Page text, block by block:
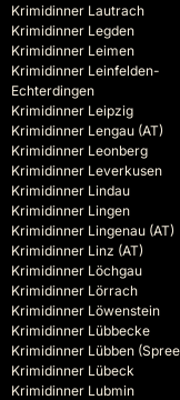
Krimidinner Lautrach
Krimidinner Legden
Krimidinner Leimen
Krimidinner Leinfelden-
Echterdingen
Krimidinner Leipzig
Krimidinner Lengau (AT)
Krimidinner Leonberg
Krimidinner Leverkusen
Krimidinner Lindau
Krimidinner Lingen
Krimidinner Lingenau (AT)
Krimidinner Linz (AT)
Krimidinner Löchgau
Krimidinner Lörrach
Krimidinner Löwenstein
Krimidinner Lübbecke
Krimidinner Lübben
Krimidinner Lübeck
Krimidinner Lubmin